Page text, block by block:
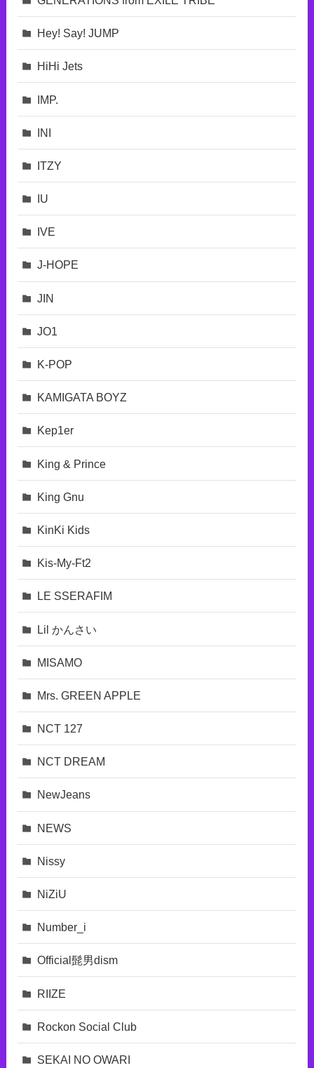
Hey! Say! JUMP
HiHi Jets
IMP.
INI
ITZY
IU
IVE
J-HOPE
JIN
JO1
K-POP
KAMIGATA BOYZ
Kep1er
King & Prince
King Gnu
KinKi Kids
Kis-My-Ft2
LE SSERAFIM
Lil かんさい
MISAMO
Mrs. GREEN APPLE
NCT 127
NCT DREAM
NewJeans
NEWS
Nissy
NiZiU
Number_i
Official髭男dism
RIIZE
Rockon Social Club
SEKAI NO OWARI